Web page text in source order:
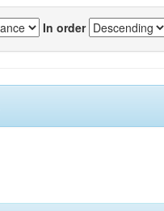
In order